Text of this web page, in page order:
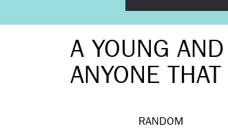
A YOUNG AND
ANYONE THAT
RANDOM